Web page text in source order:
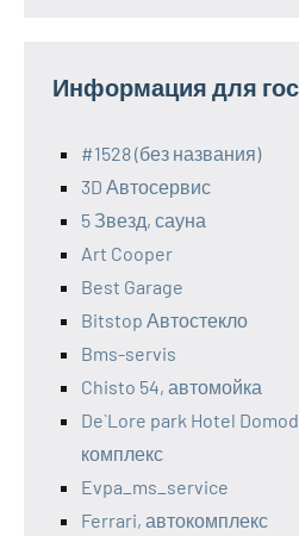
Информация для
#1528 (без названия)
3D Автосервис
5 Звезд, сауна
Art Cooper
Best Garage
Bitstop Автостекло
Bms-servis
Chisto 54, автомойка
De`Lore park Hotel
комплекс
Evpa_ms_service
Ferrari, автокомплекс